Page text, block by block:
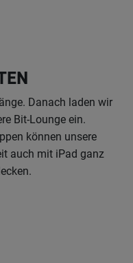
Danach laden wir
Bit-Lounge ein.
können unsere
auch mit iPad ganz